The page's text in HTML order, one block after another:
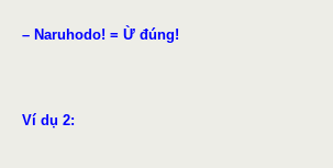
– Naruhodo! = Ừ đúng!
Ví dụ 2: